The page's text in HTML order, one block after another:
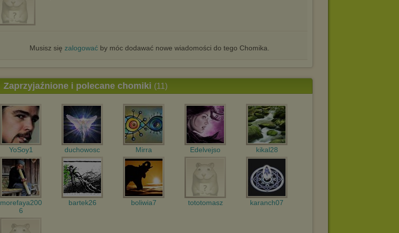
Musisz się zalogowaćby móc dodawać nowe wiadomości do tego Chomika.
Zaprzyjaźnione i polecane chomiki (11)
YoSoy1 duchowosc Mirra Edelvejso kikal28
morefaya200
6
bartek26 boliwia7 tototomasz karanch07